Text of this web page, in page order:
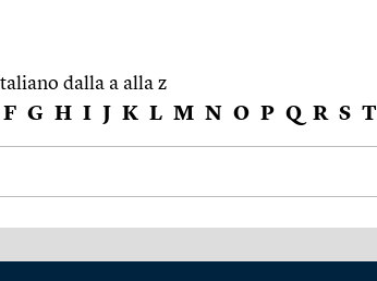
dalla a alla z
F G H I J K L M N O P Q R S T